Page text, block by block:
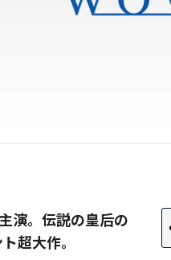
演。伝説の皇后の
超大作。